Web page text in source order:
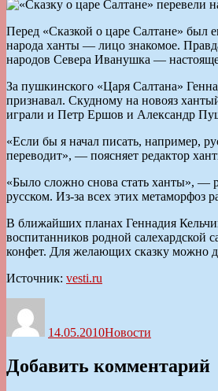
Перед «Сказкой о царе Салтане» был
народа ханты — лицо знакомое.
народов Севера Иванушка —
За пушкинского «Царя Салтана»
признавал. Скудному на новояз
играли и Петр Ершов и Александр
«Если бы я начал писать, например,
переводит», — поясняет редактор
«Было сложно снова стать ханты», —
русском. Из-за всех этих метаморфоз
В ближайших планах Геннадия
воспитанников родной салехардской
конфет. Для желающих сказку можно
Источник: vesti.ru
14.05.2010Новости
Добавить комментарий